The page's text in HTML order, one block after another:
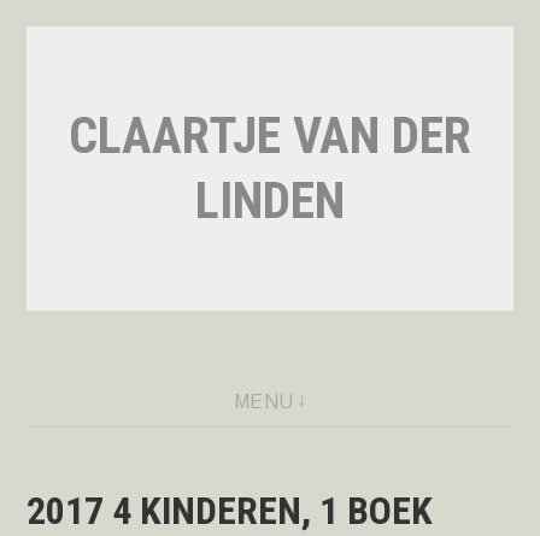
springenCLAARTJE VAN DER
LINDEN
MENU
2017 4 KINDEREN, 1 BOEK